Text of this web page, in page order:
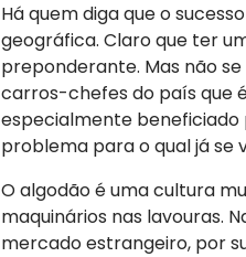
Há quem diga que o
geográfica. Claro que ter
preponderante. Mas não
carros-chefes do país que
especialmente beneficiado
problema para o qual já se
O algodão é uma cultura
maquinários nas lavouras.
mercado estrangeiro, por